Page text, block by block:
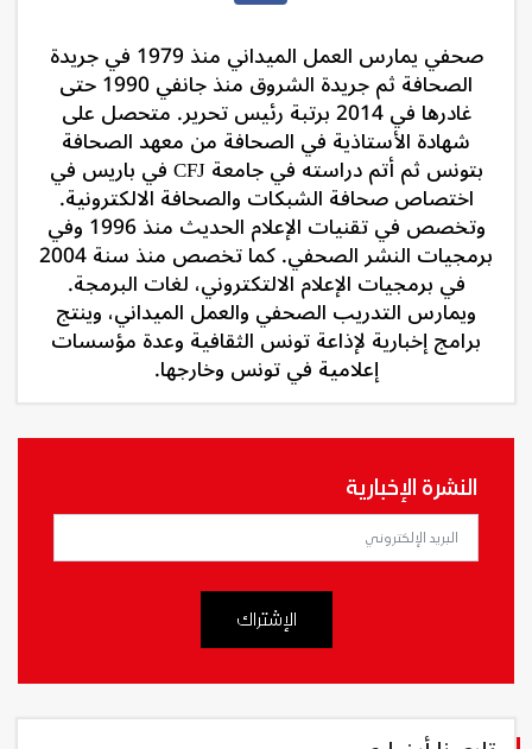
صحفي يمارس العمل الميداني منذ 1979 في جريدة
الصحافة ثم جريدة الشروق منذ جانفي 1990 حتى
غادرها في 2014 برتبة رئيس تحرير. متحصل على
شهادة الأستاذية في الصحافة من معهد الصحافة
بتونس ثم أتم دراسته في جامعة CFJ في باريس في
اختصاص صحافة الشبكات والصحافة الالكترونية.
وتخصص في تقنيات الإعلام الحديث منذ 1996 وفي
برمجيات النشر الصحفي. كما تخصص منذ سنة 2004
في برمجيات الإعلام الالتكتروني، لغات البرمجة.
ويمارس التدريب الصحفي والعمل الميداني، وينتج
برامج إخبارية لإذاعة تونس الثقافية وعدة مؤسسات
إعلامية في تونس وخارجها.
النشرة الإخبارية
الإشتراك